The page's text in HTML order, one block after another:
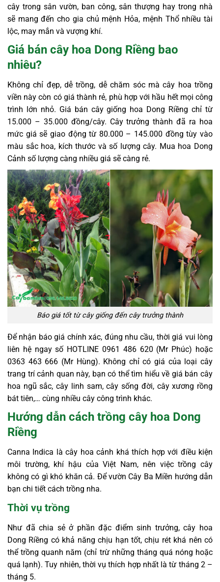
cây trong sân vườn, ban công, sân thượng hay trong nhà
sẽ mang đến cho gia chủ mệnh Hỏa, mệnh Thổ nhiều tài
lộc, may mắn và vượng khí.
Giá bán cây hoa Dong Riềng bao
nhiêu?
Không chỉ đẹp, dễ trồng, dễ chăm sóc mà cây hoa trồng
viền này còn có giá thành rẻ, phù hợp với hầu hết mọi công
trình lớn nhỏ. Giá bán cây giống hoa Dong Riềng chỉ từ
15.000 – 35.000 đồng/cây. Cây trưởng thành đã ra hoa
mức giá sẽ giao động từ 80.000 – 145.000 đồng tùy vào
màu sắc hoa, kích thước và số lượng cây. Mua hoa Dong
Cảnh số lượng càng nhiều giá sẽ càng rẻ.
Báo giá tốt từ cây giống đến cây trưởng thành
Để nhận báo giá chính xác, đúng nhu cầu, thời giá vui lòng
liên hệ ngay số HOTLINE 0961 486 620 (Mr Phúc) hoặc
0363 463 666 (Mr Hùng). Không chỉ có giá của loại cây
trang trí cảnh quan này, bạn có thể tìm hiểu về giá bán cây
hoa ngũ sắc, cây linh sam, cây sống đời, cây xương rồng
bát tiên,… cùng nhiều cây công trình khác.
Hướng dẫn cách trồng cây hoa Dong
Riềng
Canna Indica là cây hoa cảnh khá thích hợp với điều kiện
môi trường, khí hậu của Việt Nam, nên việc trồng cây
không có gì khó khăn cả. Để vườn Cây Ba Miền hướng dẫn
bạn chi tiết cách trồng nha.
Thời vụ trồng
Như đã chia sẻ ở phần đặc điểm sinh trưởng, cây hoa
Dong Riềng có khả năng chịu hạn tốt, chịu rét khá nên có
thể trồng quanh năm (chỉ trừ những tháng quá nóng hoặc
quá lạnh). Tuy nhiên, thời vụ thích hợp nhất là từ tháng 2 –
tháng 5.